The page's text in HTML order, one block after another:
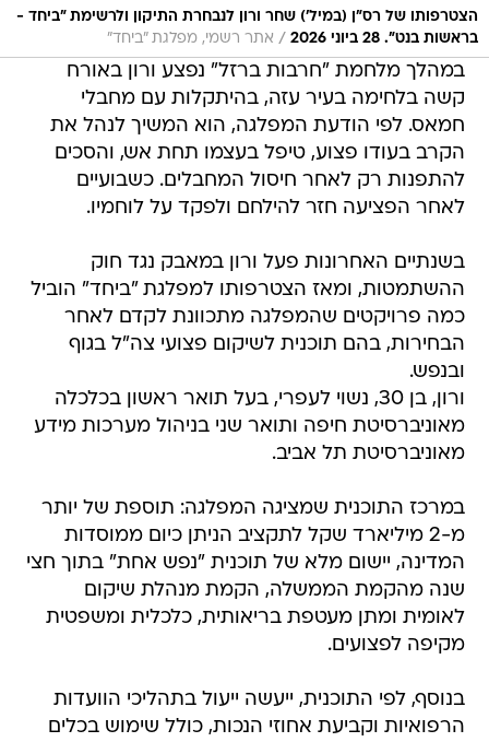
הצטרפותו של רס״ן (במיל׳) שחר ורון לנבחרת התיקון ולרשימת ״ביחד -
בראשות בנט״. 28 ביוני 2026
/ אתר רשמי, מפלגת "ביחד"
במהלך מלחמת "חרבות ברזל" נפצע ורון באורח
קשה בלחימה בעיר עזה, בהיתקלות עם מחבלי
חמאס. לפי הודעת המפלגה, הוא המשיך לנהל את
הקרב בעודו פצוע, טיפל בעצמו תחת אש, והסכים
להתפנות רק לאחר חיסול המחבלים. כשבועיים
לאחר הפציעה חזר להילחם ולפקד על לוחמיו.
בשנתיים האחרונות פעל ורון במאבק נגד חוק
ההשתמטות, ומאז הצטרפותו למפלגת "ביחד" הוביל
כמה פרויקטים שהמפלגה מתכוונת לקדם לאחר
הבחירות, בהם תוכנית לשיקום פצועי צה"ל בגוף
ובנפש.
ורון, בן 30, נשוי לעפרי, בעל תואר ראשון בכלכלה
מאוניברסיטת חיפה ותואר שני בניהול מערכות מידע
מאוניברסיטת תל אביב.
במרכז התוכנית שמציגה המפלגה: תוספת של יותר
מ-2 מיליארד שקל לתקציב הניתן כיום ממוסדות
המדינה, יישום מלא של תוכנית "נפש אחת" בתוך חצי
שנה מהקמת הממשלה, הקמת מנהלת שיקום
לאומית ומתן מעטפת בריאותית, כלכלית ומשפטית
מקיפה לפצועים.
בנוסף, לפי התוכנית, ייעשה ייעול בתהליכי הוועדות
הרפואיות וקביעת אחוזי הנכות, כולל שימוש בכלים